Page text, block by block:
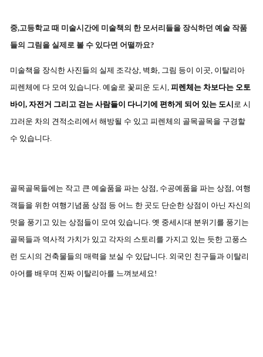
중,고등학교 때 미술시간에 미술책의 한 모서리들을 장식하던 예술 작품
들의 그림을 실제로 볼 수 있다면 어떨까요?
미술책을 장식한 사진들의 실제 조각상, 벽화, 그림 등이 이곳, 이탈리아
피렌체에 다 모여 있습니다. 예술로 꽃피운 도시, 피렌체는 차보다는 오토
바이, 자전거 그리고 걷는 사람들이 다니기에 편하게 되어 있는 도시 로 시
끄러운 차의 견적소리에서 해방될 수 있고 피렌체의 골목골목을 구경할
수 있습니다.
골목골목들에는 작고 큰 예술품을 파는 상점, 수공예품을 파는 상점, 여행
객들을 위한 여행기념품 상점 등 어느 한 곳도 단순한 상점이 아닌 자신의
멋을 풍기고 있는 상점들이 모여 있습니다. 옛 중세시대 분위기를 풍기는
골목들과 역사적 가치가 있고 각자의 스토리를 가지고 있는 듯한 고풍스
런 도시의 건축물들의 매력을 보실 수 있답니다. 외국인 친구들과 이탈리
아어를 배우며 진짜 이탈리아를 느껴보세요!